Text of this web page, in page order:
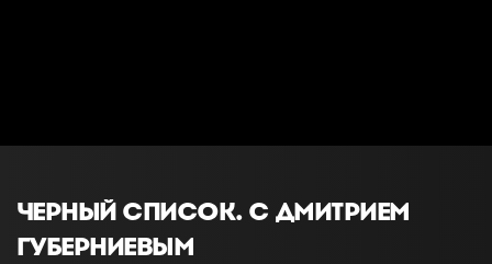
ЧЕРНЫЙ СПИСОК. С ДМИТРИЕМ
ГУБЕРНИЕВЫМ